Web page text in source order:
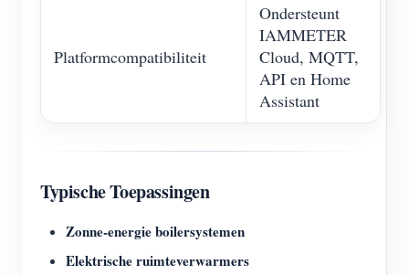
Platformcompatibiliteit
Ondersteunt
IAMMETER
Cloud, MQTT,
API en Home
Assistant
Typische Toepassingen
Zonne-energie boilersystemen
Elektrische ruimteverwarmers